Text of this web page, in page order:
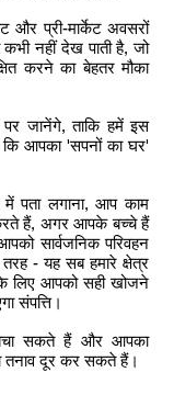
और प्री-मार्केट अवसरों
नहीं देख पाती है, जो
करने का बेहतर मौका
जानेंगे, ताकि हमें इस
कि आपका 'सपनों का घर'
पता लगाना, आप काम
हैं, अगर आपके बच्चे हैं
सार्वजनिक परिवहन
- यह सब हमारे क्षेत्र
लिए आपको सही खोजने
संपत्ति।
सकते हैं और आपका
तनाव दूर कर सकते हैं।